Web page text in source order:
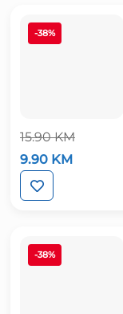
-38%
15.90KM
Izvorna
cijena
bila
je:
9.90 KM
-38%